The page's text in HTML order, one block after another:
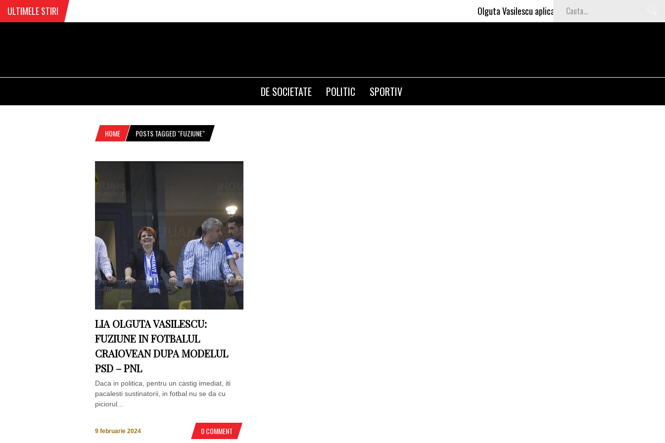
ULTIMELE STIRI Olguta Vasilescu aplica invataturile lui Nea Marin:
DE SOCIETATE POLITIC SPORTIV
HOME POSTS TAGGED "FUZIUNE"
LIA OLGUTA VASILESCU:
FUZIUNE IN FOTBALUL
CRAIOVEAN DUPA MODELUL
PSD – PNL
Daca in politica, pentru un castig imediat, iti
pacalesti sustinatorii, in fotbal nu se da cu
piciorul...
9 februarie 2024 0 COMMENT